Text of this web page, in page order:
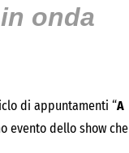
onda
di appuntamenti “A
evento dello show che